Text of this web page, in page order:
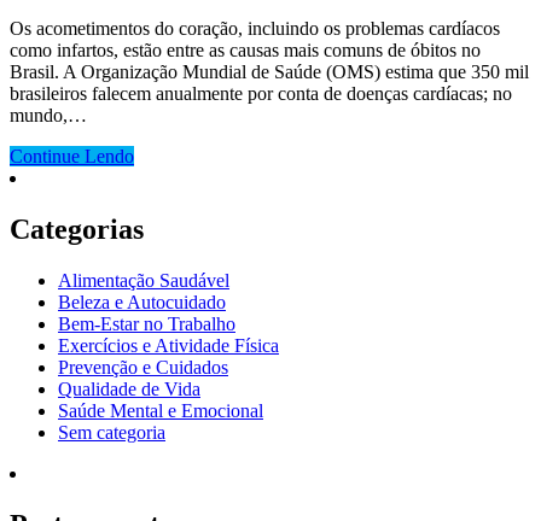
Os acometimentos do coração, incluindo os problemas cardíacos
como infartos, estão entre as causas mais comuns de óbitos no
Brasil. A Organização Mundial de Saúde (OMS) estima que 350 mil
brasileiros falecem anualmente por conta de doenças cardíacas; no
mundo,…
Continue Lendo
Categorias
Alimentação Saudável
Beleza e Autocuidado
Bem-Estar no Trabalho
Exercícios e Atividade Física
Prevenção e Cuidados
Qualidade de Vida
Saúde Mental e Emocional
Sem categoria